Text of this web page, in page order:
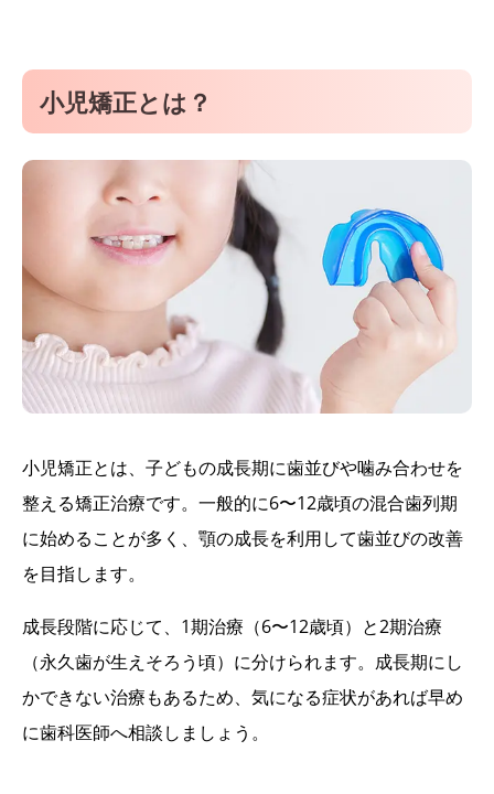
小児矯正とは？
小児矯正とは、子どもの成長期に歯並びや噛み合わせを
整える矯正治療です。一般的に6〜12歳頃の混合歯列期
に始めることが多く、顎の成長を利用して歯並びの改善
を目指します。
成長段階に応じて、1期治療（6〜12歳頃）と2期治療
（永久歯が生えそろう頃）に分けられます。成長期にし
かできない治療もあるため、気になる症状があれば早め
に歯科医師へ相談しましょう。